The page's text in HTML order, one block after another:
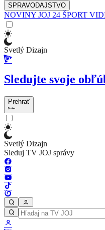
SPRAVODAJSTVO
NOVINY JOJ 24 ŠPORT
Svetlý Dizajn
Sledujte svoje
Prehrať
Svetlý Dizajn
Sleduj TV JOJ správy